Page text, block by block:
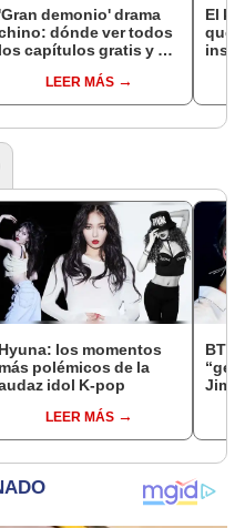
demonio' drama
dónde ver todos
los capítulos gratis y en
LEER MÁS
El k-
que
Hyuna: los momentos
más polémicos de la
idol K-pop
LEER MÁS